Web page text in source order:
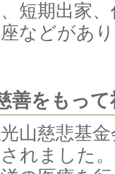
短期出家
などがあ
善をもっ
山慈悲基
れました